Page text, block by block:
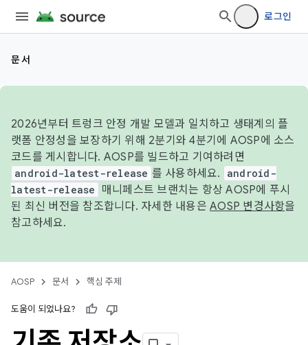
로그인
문서
2026년부터 트렁크 안정 개발 모델과 일치하고 생태계의 플
랫폼 안정성을 보장하기 위해 2분기와 4분기에 AOSP에 소스
코드를 게시합니다. AOSP를 빌드하고 기여하려면
android-latest-release 를 사용하세요.
android-
latest-release
매니페스트 브랜치는 항상 AOSP에 푸시
된 최신 버전을 참조합니다. 자세한 내용은 AOSP 변경사항을
참고하세요.
AOSP 문서 핵심 주제
도움이 되었나요?